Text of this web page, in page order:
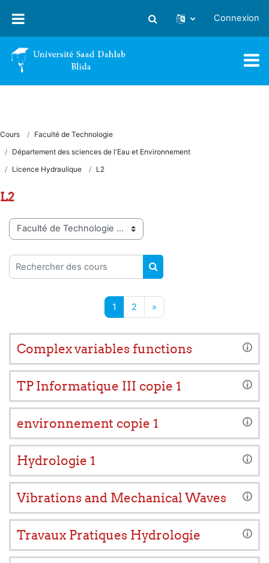
Activer/désactiver la saisie
Connexion
Cours
Faculté de Technologie
Département des sciences de l'Eau et Environnement
Licence Hydraulique
L2
L2
Catégories de cours
Rechercher des cours
RECHERCHER DES
1 Page 1
2 Page 2
»
Complex variables functions
TP Informatique III copie 1
environnement copie 1
Hydrologie 1
Vibrations and Mechanical Waves
Travaux Pratiques Hydrologie